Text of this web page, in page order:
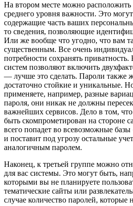
На втором месте можно расположить
среднего уровня важности. Это
содержащие часть ваших
то сведения, позволяющие
Или же вообще что угодно, что вам
существенным. Все очень
потребности сохранять приватность.
систем позволяют включить
— лучше это сделать. Пароли также
достаточно стойкие и уникальные.
применяете, например, разные
пароля, они никак не должны
важнейших сервисов. Дело в том,
быть скомпрометирован на стороне
всего попадет во всевозможные
и поставит под угрозу остальные
аналогичным паролем.
Наконец, к третьей группе можно
для вас системы. Это могут быть,
которыми вы не планируете
тематические сайты или
случае количество паролей, которые